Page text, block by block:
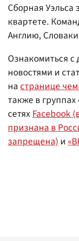
Сборная Уэльса
квартете.
Англию,
Ознакомиться
новостями и
настранице
также в
сетяхFacebook
признана в
запрещена)и